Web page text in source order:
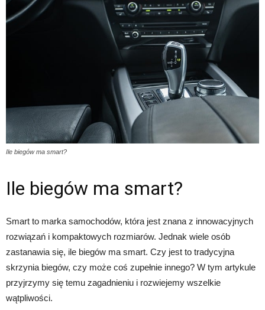
Ile biegów ma smart?
Ile biegów ma smart?
Smart to marka samochodów, która jest znana z innowacyjnych
rozwiązań i kompaktowych rozmiarów. Jednak wiele osób
zastanawia się, ile biegów ma smart. Czy jest to tradycyjna
skrzynia biegów, czy może coś zupełnie innego? W tym artykule
przyjrzymy się temu zagadnieniu i rozwiejemy wszelkie
wątpliwości.